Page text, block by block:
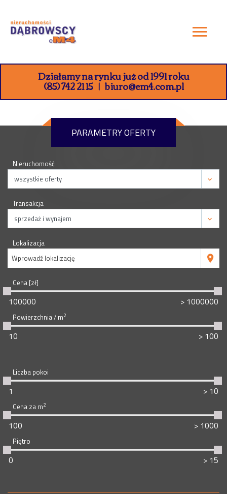
Działamy na rynku już od 1991 roku
(85) 742 21 15 biuro@em4.com.pl
PARAMETRY OFERTY
Nieruchomość
Transakcja
Lokalizacja
Wprowadź lokalizację
Cena [zł]
Powierzchnia / m2
Liczba pokoi
Cena za m2
Piętro